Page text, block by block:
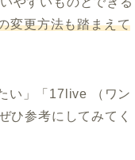
変更方法も踏まえて
い」「17live （ワン
ひ参考にしてみてく